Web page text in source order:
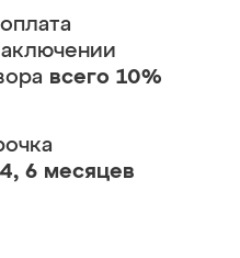
всего 10%
6 месяцев